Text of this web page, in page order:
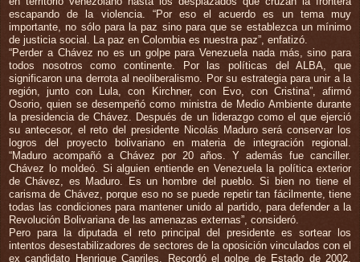
escapando de la violencia. “Por eso el acuerdo es un tema muy
importante, no sólo para la paz sino para que se establezca un mínimo
de justicia social. La paz en Colombia es nuestra paz”, enfatizó.
“Perder a Chávez no es un golpe para Venezuela nada más, sino para
todos nosotros como continente. Por las políticas del ALBA, que
significaron una derrota al neoliberalismo. Por su estrategia para unir a la
región, junto con Lula, con Kirchner, con Evo, con Cristina”, afirmó
Osorio, quien se desempeñó como ministra de Medio Ambiente durante
la presidencia de Chávez. Después de un liderazgo como el que ejerció
su antecesor, el reto del presidente Nicolás Maduro será conservar los
logros del proyecto bolivariano en materia de integración regional.
“Maduro acompañó a Chávez por 20 años. Y además fue canciller.
Chávez lo moldeó. Si alguien entiende en Venezuela la política exterior
de Chávez, es Maduro. Es un hombre del pueblo. Si bien no tiene el
carisma de Chávez, porque eso no se puede repetir tan fácilmente, tiene
todas las condiciones para mantener unido al partido, para defender a la
Revolución Bolivariana de las amenazas externas”, consideró.
Pero para la diputada el reto principal del presidente es sortear los
intentos desestabilizadores de sectores de la oposición vinculados con el
ex candidato Henrique Capriles. Recordó el golpe de Estado de 2002,